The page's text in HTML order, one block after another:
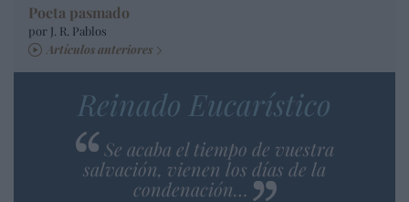
Poeta pasmado
por J. R. Pablos
Artículos anteriores
Reinado Eucarístico
Se acaba el tiempo de vuestra
salvación, vienen los días de la
condenación…